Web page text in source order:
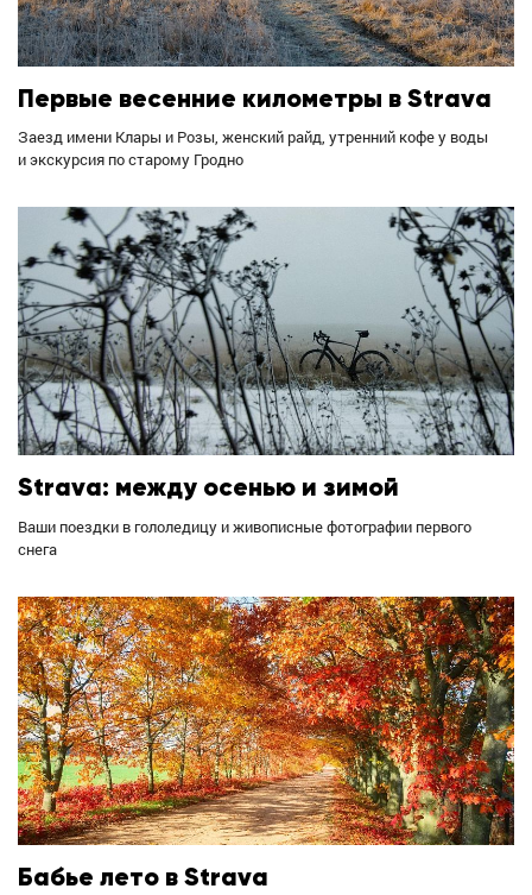
Первые весенние километры в Strava
Заезд имени Клары и Розы, женский райд, утренний кофе у воды
и экскурсия по старому Гродно
Strava: между осенью и зимой
Ваши поездки в гололедицу и живописные фотографии первого
снега
Бабье лето в Strava